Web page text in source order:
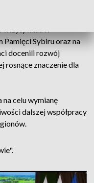
Sybiru oraz na
docenili rozwój
rosnące znaczenie dla
celu wymianę
dalszej współpracy